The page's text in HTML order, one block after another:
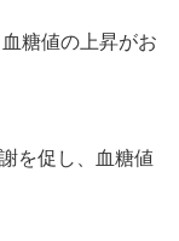
糖値の上昇がお
を促し、血糖値